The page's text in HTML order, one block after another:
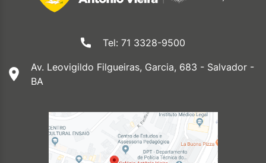
Tel: 71 3328-9500
Av. Leovigildo Filgueiras, Garcia, 683 - Salvador -
BA